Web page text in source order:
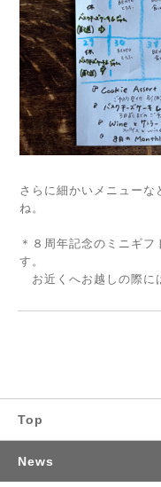
さらに細かいメニューな
ね。
＊８周年記念のミニギ
す。
お近くへお越しの際に
Top
News